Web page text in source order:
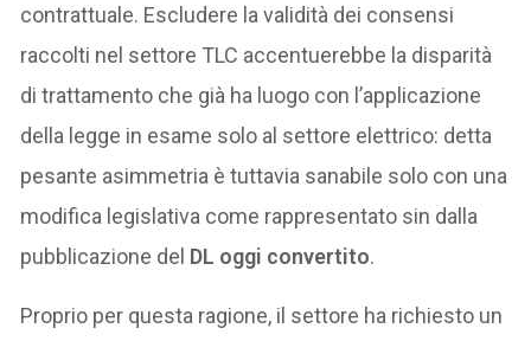
contrattuale. Escludere la validità dei consensi
raccolti nel settore TLC accentuerebbe la disparità
di trattamento che già ha luogo con l’applicazione
della legge in esame solo al settore elettrico: detta
pesante asimmetria è tuttavia sanabile solo con una
modifica legislativa come rappresentato sin dalla
pubblicazione del DL oggi convertito.
Proprio per questa ragione, il settore ha richiesto un